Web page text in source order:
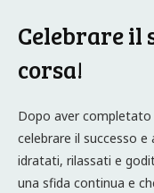
Celebrare il
corsa!
Dopo aver
celebrare il successo
idratati, rilassati e
una sfida continua e